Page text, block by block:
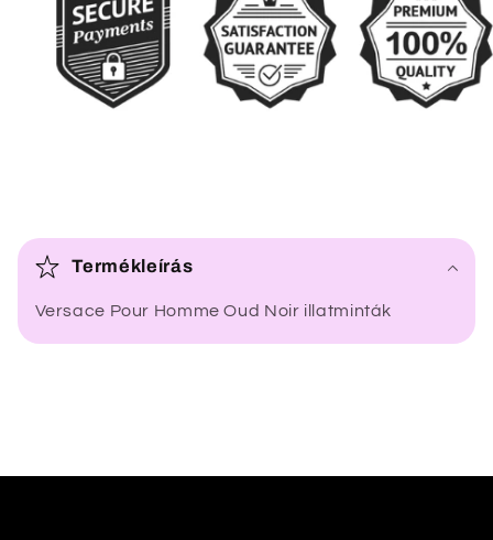
s
e
k
Termékleírás
Versace Pour Homme Oud Noir illatminták